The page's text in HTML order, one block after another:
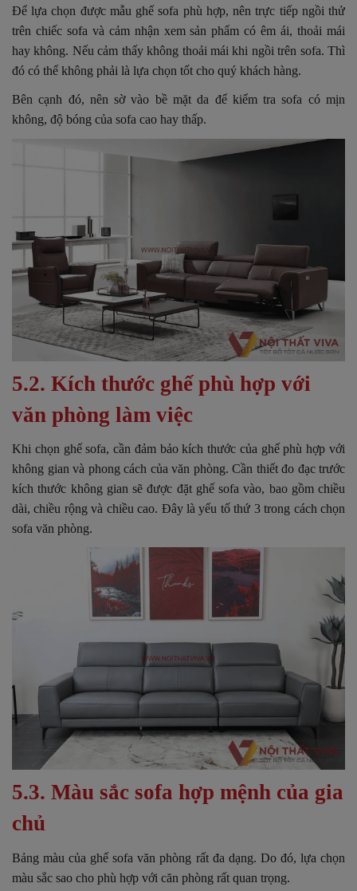
Để lựa chọn được mẫu ghế sofa phù hợp, nên trực tiếp ngồi thử
trên chiếc sofa và cảm nhận xem sản phẩm có êm ái, thoải mái
hay không. Nếu cảm thấy không thoải mái khi ngồi trên sofa. Thì
đó có thể không phải là lựa chọn tốt cho quý khách hàng.
Bên cạnh đó, nên sờ vào bề mặt da để kiểm tra sofa có mịn
không, độ bóng của sofa cao hay thấp.
5.2. Kích thước ghế phù hợp với
văn phòng làm việc
Khi chọn ghế sofa, cần đảm bảo kích thước của ghế phù hợp với
không gian và phong cách của văn phòng. Cần thiết đo đạc trước
kích thước không gian sẽ được đặt ghế sofa vào, bao gồm chiều
dài, chiều rộng và chiều cao. Đây là yếu tố thứ 3 trong cách chọn
sofa văn phòng.
5.3. Màu sắc sofa hợp mệnh của gia
chủ
Bảng màu của ghế sofa văn phòng rất đa dạng. Do đó, lựa chọn
màu sắc sao cho phù hợp với căn phòng rất quan trọng.